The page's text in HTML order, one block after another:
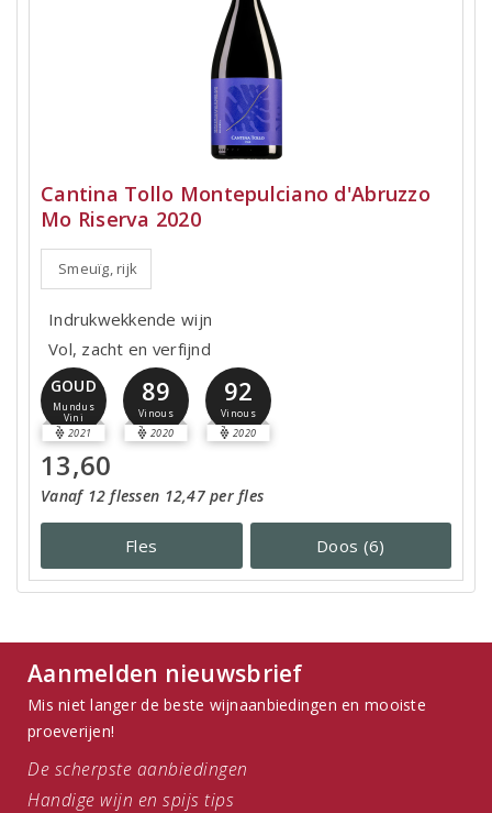
Cantina Tollo Montepulciano d'Abruzzo
Mo Riserva 2020
Smeuïg, rijk
Indrukwekkende wijn
Vol, zacht en verfijnd
GOUD
Mundus
Vini
2021
89
Vinous
2020
92
Vinous
2020
13,60
Vanaf 12 flessen 12,47 per fles
Fles Doos (6)
Aanmelden nieuwsbrief
Mis niet langer de beste wijnaanbiedingen en mooiste
proeverijen!
De scherpste aanbiedingen
Handige wijn en spijs tips